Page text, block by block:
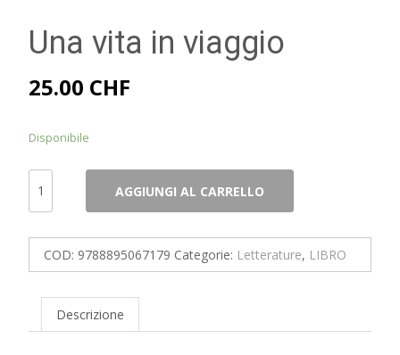
Una vita in viaggio
25.00 CHF
Disponibile
viaggio
quantità
AGGIUNGI AL CARRELLO
COD: 9788895067179 Categorie: Letterature, LIBRO
Descrizione